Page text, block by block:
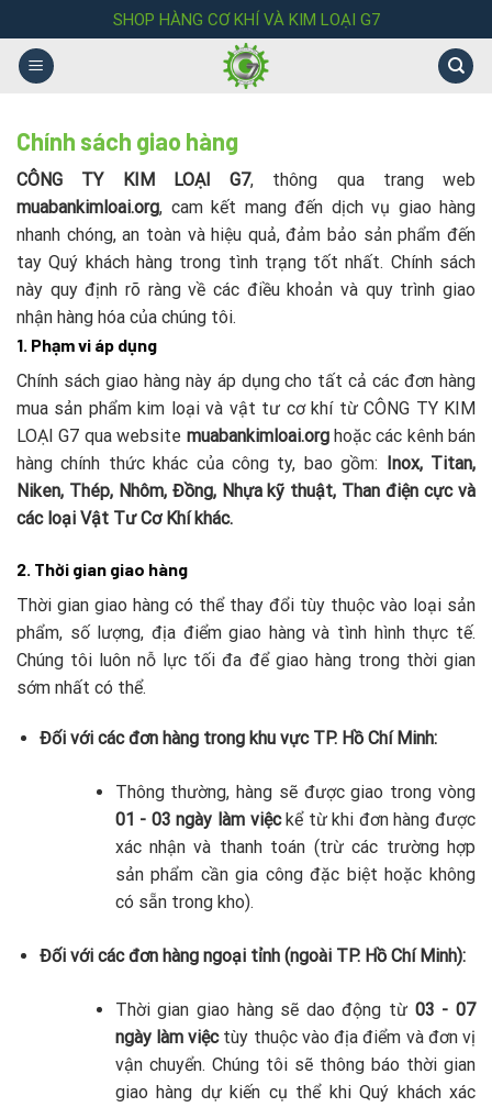
to
content
SHOP HÀNG CƠ KHÍ VÀ KIM LOẠI G7
Chính sách giao hàng
CÔNG TY KIM LOẠI G7, thông qua trang web
muabankimloai.org, cam kết mang đến dịch vụ giao hàng
nhanh chóng, an toàn và hiệu quả, đảm bảo sản phẩm đến
tay Quý khách hàng trong tình trạng tốt nhất. Chính sách
này quy định rõ ràng về các điều khoản và quy trình giao
nhận hàng hóa của chúng tôi.
1. Phạm vi áp dụng
Chính sách giao hàng này áp dụng cho tất cả các đơn hàng
mua sản phẩm kim loại và vật tư cơ khí từ CÔNG TY KIM
LOẠI G7 qua website muabankimloai.orghoặc các kênh bán
hàng chính thức khác của công ty, bao gồm: Inox, Titan,
Niken, Thép, Nhôm, Đồng, Nhựa kỹ thuật, Than điện cực và
các loại Vật Tư Cơ Khí khác.
2. Thời gian giao hàng
Thời gian giao hàng có thể thay đổi tùy thuộc vào loại sản
phẩm, số lượng, địa điểm giao hàng và tình hình thực tế.
Chúng tôi luôn nỗ lực tối đa để giao hàng trong thời gian
sớm nhất có thể.
Đối với các đơn hàng trong khu vực TP. Hồ Chí Minh:
Thông thường, hàng sẽ được giao trong vòng
01 - 03 ngày làm việckể từ khi đơn hàng được
xác nhận và thanh toán (trừ các trường hợp
sản phẩm cần gia công đặc biệt hoặc không
có sẵn trong kho).
Đối với các đơn hàng ngoại tỉnh (ngoài TP. Hồ Chí Minh):
Thời gian giao hàng sẽ dao động từ 03 - 07
ngày làm việctùy thuộc vào địa điểm và đơn vị
vận chuyển. Chúng tôi sẽ thông báo thời gian
giao hàng dự kiến cụ thể khi Quý khách xác